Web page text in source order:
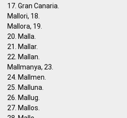
17. Gran Canaria.
Mallori, 18.
Mallora, 19.
20. Malla.
21. Mallar.
22. Mallan.
Mallmanya, 23.
24. Mallmen.
25. Malluna.
26. Mallug.
27. Mallos.